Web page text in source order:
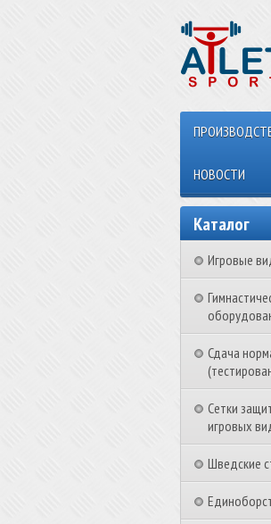
НОВОСТИ
Каталог
Игровые
Сдача
Сетки
игровых
Шведские